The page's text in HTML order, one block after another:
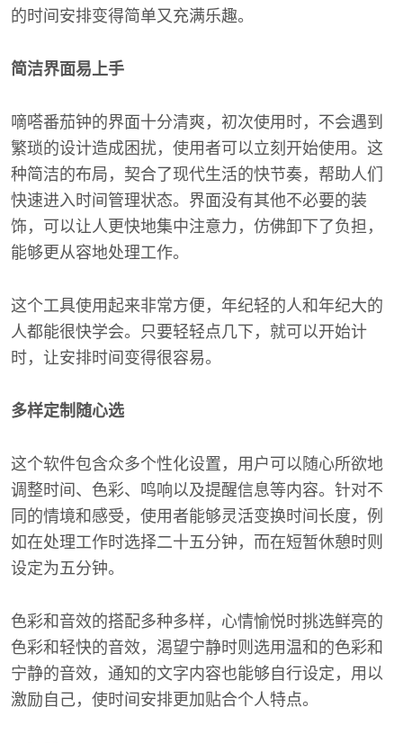
的时间安排变得简单又充满乐趣。
简洁界面易上手
嘀嗒番茄钟的界面十分清爽，初次使用时，不会遇到
繁琐的设计造成困扰，使用者可以立刻开始使用。这
种简洁的布局，契合了现代生活的快节奏，帮助人们
快速进入时间管理状态。界面没有其他不必要的装
饰，可以让人更快地集中注意力，仿佛卸下了负担，
能够更从容地处理工作。
这个工具使用起来非常方便，年纪轻的人和年纪大的
人都能很快学会。只要轻轻点几下，就可以开始计
时，让安排时间变得很容易。
多样定制随心选
这个软件包含众多个性化设置，用户可以随心所欲地
调整时间、色彩、鸣响以及提醒信息等内容。针对不
同的情境和感受，使用者能够灵活变换时间长度，例
如在处理工作时选择二十五分钟，而在短暂休憩时则
设定为五分钟。
色彩和音效的搭配多种多样，心情愉悦时挑选鲜亮的
色彩和轻快的音效，渴望宁静时则选用温和的色彩和
宁静的音效，通知的文字内容也能够自行设定，用以
激励自己，使时间安排更加贴合个人特点。